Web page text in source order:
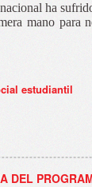
ha
mano para
estudiantil
DEL